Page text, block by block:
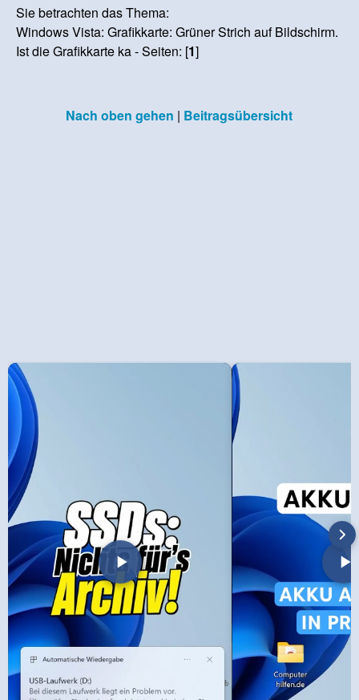
Sie betrachten das Thema:
Windows Vista: Grafikkarte: Grüner Strich auf Bildschirm.
Ist die Grafikkarte ka - Seiten: [1]
Nach oben gehen | Beitragsübersicht